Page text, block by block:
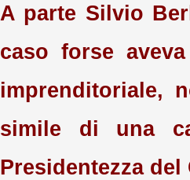
A parte Silvio
caso forse
imprenditoriale,
simile di una
Presidentezza